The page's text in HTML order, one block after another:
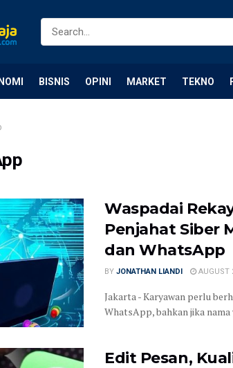
BISNIS OPINI MARKET TEKNO
Waspadai
Penjahat Siber
dan WhatsApp
BY JONATHAN LIANDI AUGUST
Jakarta - Karyawan perlu
WhatsApp, bahkan jika nama
Edit Pesan,